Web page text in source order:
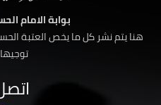
بوابة الامام
هنا يتم نشر كل ما يخص العتبة